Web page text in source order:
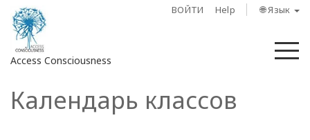
ВОЙТИ Help 🌐 Язык
Access Consciousness
Войти
Календарь классов